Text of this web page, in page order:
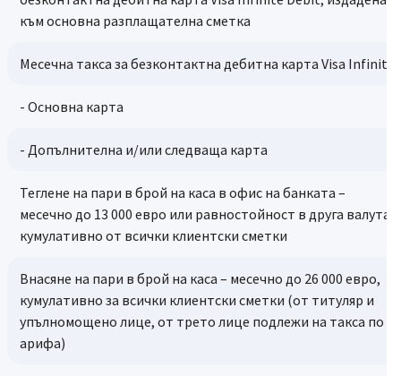
към основна разплащателна сметка
Месечна такса за безконтактна дебитна карта Visa
- Oсновна карта
- Допълнителна и/или следваща карта
Теглене на пари в брой на каса в офис на банката –
месечно до 13 000 евро или равностойност в друга валута,
кумулативно от всички клиентски сметки
Внасяне на пари в брой на каса – месечно до 26 000 евро,
кумулативно за всички клиентски сметки (от титуляр и
упълномощено лице, от трето лице подлежи на такса по T
арифа)